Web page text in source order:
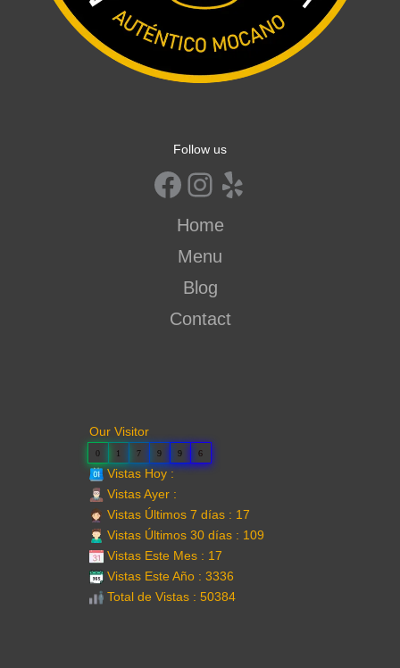
Follow us
Home
Menu
Blog
Contact
Our Visitor
0 1 7 9 9 6
Vistas Hoy :
Vistas Ayer :
Vistas Últimos 7 días : 17
Vistas Últimos 30 días : 109
Vistas Este Mes : 17
Vistas Este Año : 3336
Total de Vistas : 50384